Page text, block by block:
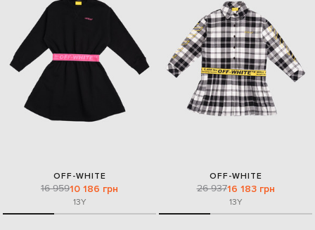
OFF-WHITE
16 95910 186 грн
13Y
OFF-WHITE
26 93716 183 грн
13Y